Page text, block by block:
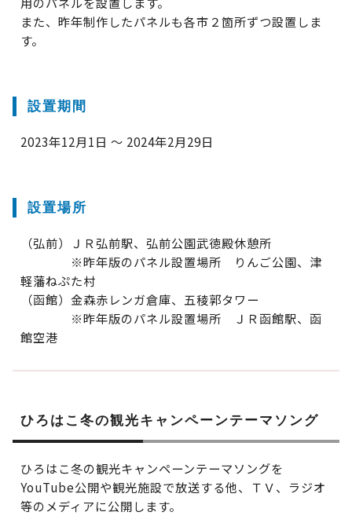
また、昨年制作したパネルも各市２箇所ずつ設置しま
す。
設置期間
2023年12月1日 ～ 2024年2月29日
設置場所
（弘前）ＪＲ弘前駅、弘前公園武徳殿休憩所
※昨年版のパネル設置場所 りんご公園、津
軽藩ねぷた村
（函館）金森赤レンガ倉庫、五稜郭タワー
※昨年版のパネル設置場所 ＪＲ函館駅、函
館空港
ひろはこ冬の観光キャンペーンテーマソング
ひろはこ冬の観光キャンペーンテーマソングを
YouTube公開や観光施設で放送する他、ＴＶ、ラジオ
等のメディアに公開します。